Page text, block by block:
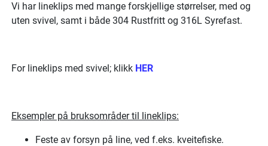
Vi har lineklips med mange forskjellige størrelser, med og
uten svivel, samt i både 304 Rustfritt og 316L Syrefast.
For lineklips med svivel; klikk HER
Eksempler på bruksområder til lineklips:
Feste av forsyn på line, ved f.eks. kveitefiske.